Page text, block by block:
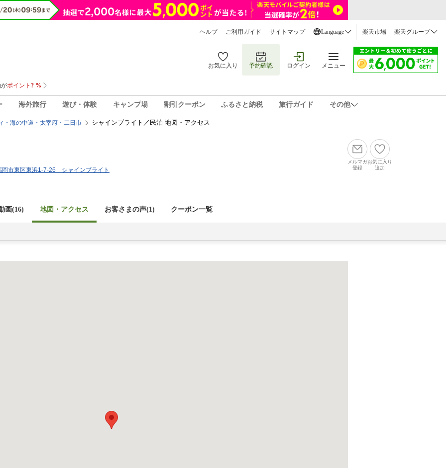
ヘルプ ご利用ガイド サイトマップ Language 楽天市場 楽天グループ
お気に入り 予約確認 ログイン メニュー
海外旅行 遊び・体験 キャンプ場 割引クーポン ふるさと納税 旅行ガイド その他
・海の中道・太宰府・二日市 シャインブライト／民泊 地図・アクセス
岡市東区東浜1-7-26 シャインブライト
メルマガ
登録
お気に入り
追加
画(16) 地図・アクセス お客さまの声(1) クーポン一覧